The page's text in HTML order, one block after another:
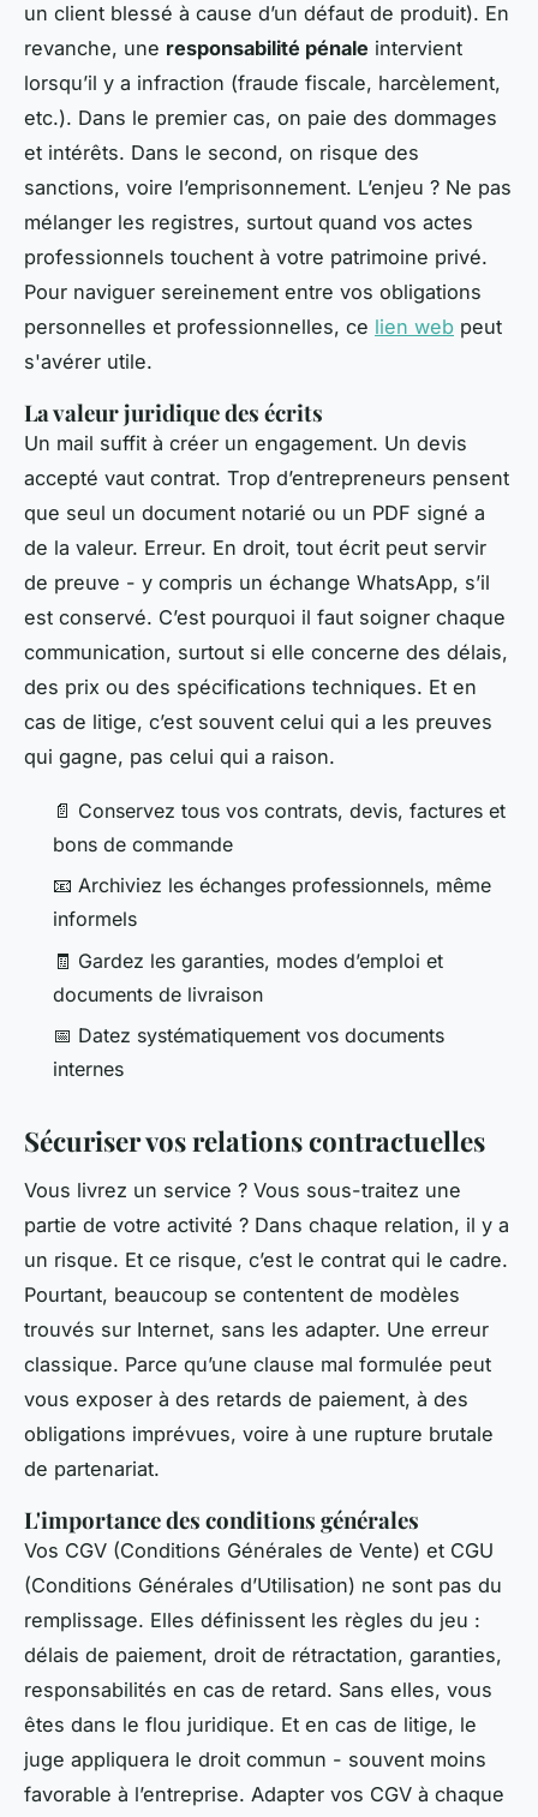
un client blessé à cause d’un défaut de produit). En
revanche, une responsabilité pénale intervient
lorsqu’il y a infraction (fraude fiscale, harcèlement,
etc.). Dans le premier cas, on paie des dommages
et intérêts. Dans le second, on risque des
sanctions, voire l’emprisonnement. L’enjeu ? Ne pas
mélanger les registres, surtout quand vos actes
professionnels touchent à votre patrimoine privé.
Pour naviguer sereinement entre vos obligations
personnelles et professionnelles, ce lien web peut
s'avérer utile.
La valeur juridique des écrits
Un mail suffit à créer un engagement. Un devis
accepté vaut contrat. Trop d’entrepreneurs pensent
que seul un document notarié ou un PDF signé a
de la valeur. Erreur. En droit, tout écrit peut servir
de preuve - y compris un échange WhatsApp, s’il
est conservé. C’est pourquoi il faut soigner chaque
communication, surtout si elle concerne des délais,
des prix ou des spécifications techniques. Et en
cas de litige, c’est souvent celui qui a les preuves
qui gagne, pas celui qui a raison.
📄 Conservez tous vos contrats, devis, factures et
bons de commande
📧 Archiviez les échanges professionnels, même
informels
🧾 Gardez les garanties, modes d’emploi et
documents de livraison
📅 Datez systématiquement vos documents
internes
Sécuriser vos relations contractuelles
Vous livrez un service ? Vous sous-traitez une
partie de votre activité ? Dans chaque relation, il y a
un risque. Et ce risque, c’est le contrat qui le cadre.
Pourtant, beaucoup se contentent de modèles
trouvés sur Internet, sans les adapter. Une erreur
classique. Parce qu’une clause mal formulée peut
vous exposer à des retards de paiement, à des
obligations imprévues, voire à une rupture brutale
de partenariat.
L'importance des conditions générales
Vos CGV (Conditions Générales de Vente) et CGU
(Conditions Générales d’Utilisation) ne sont pas du
remplissage. Elles définissent les règles du jeu :
délais de paiement, droit de rétractation, garanties,
responsabilités en cas de retard. Sans elles, vous
êtes dans le flou juridique. Et en cas de litige, le
juge appliquera le droit commun - souvent moins
favorable à l’entreprise. Adapter vos CGV à chaque